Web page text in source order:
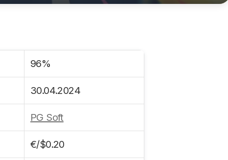
96%
30.04.2024
PG Soft
€/$0.20